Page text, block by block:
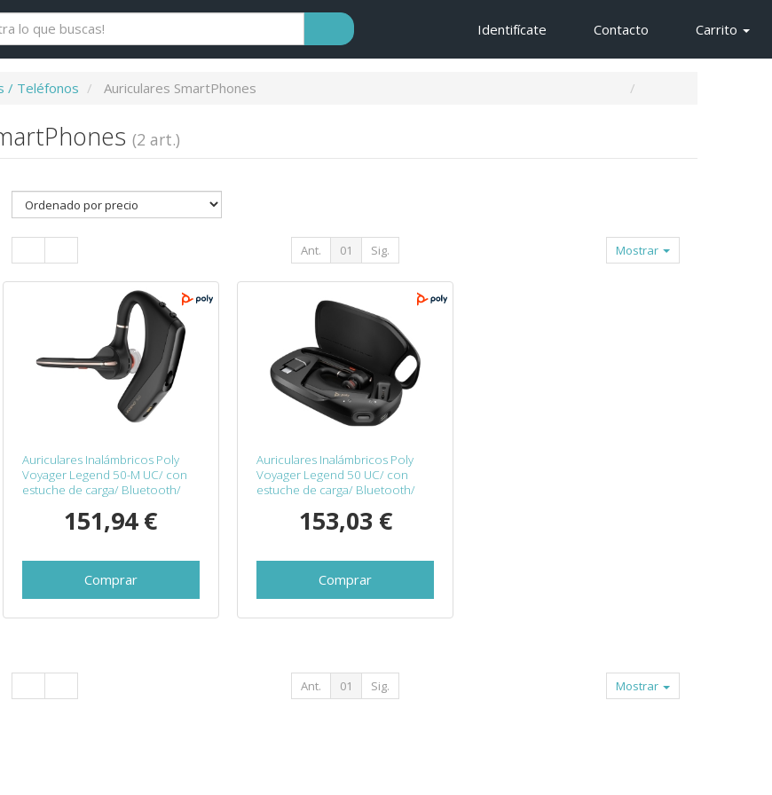
Identifícate Contacto Carrito
/ Teléfonos Auriculares SmartPhones
(2 art.)
Ant. 01 Sig. Mostrar
Auriculares Inalámbricos Poly
Voyager Legend 50-M UC/ con
estuche de carga/ Bluetooth/
151,94 €
Comprar
Auriculares Inalámbricos Poly
Voyager Legend 50 UC/ con
estuche de carga/ Bluetooth/
153,03 €
Comprar
Ant. 01 Sig. Mostrar